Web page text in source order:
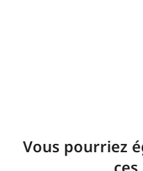
Vous pourriez